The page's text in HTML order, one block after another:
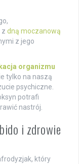
z dną moczanową
z jego
organizmu
tylko na naszą
psychiczne.
potrafi
nastrój.
i zdrowie
który